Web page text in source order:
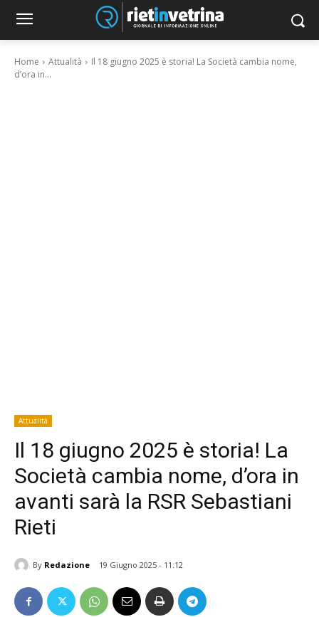
Home Attualità
Il 18 giugno 2025 è storia! La Società cambia nome,
d’ora in...
Attualità
Il 18 giugno 2025 è storia! La
Società cambia nome, d’ora in
avanti sarà la RSR Sebastiani
Rieti
By Redazione 19 Giugno 2025 - 11:12